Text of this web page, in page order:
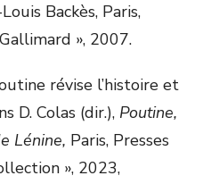
Backès, Paris,
», 2007.
révise l’histoire et
D. Colas (dir.), Poutine,
Lénine, Paris, Presses
», 2023,